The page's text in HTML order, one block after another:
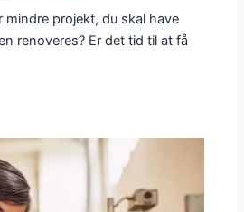
mindre projekt, du skal have
renoveres? Er det tid til at få